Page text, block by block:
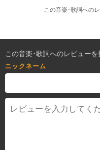
この音楽･歌詞への
この音楽･歌詞へのレビューを
ニックネーム